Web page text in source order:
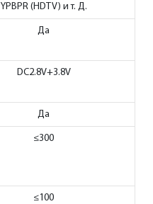
YPBPR (HDTV) и т. Д.
Да
DC2.8V+3.8V
Да
≤300
≤100